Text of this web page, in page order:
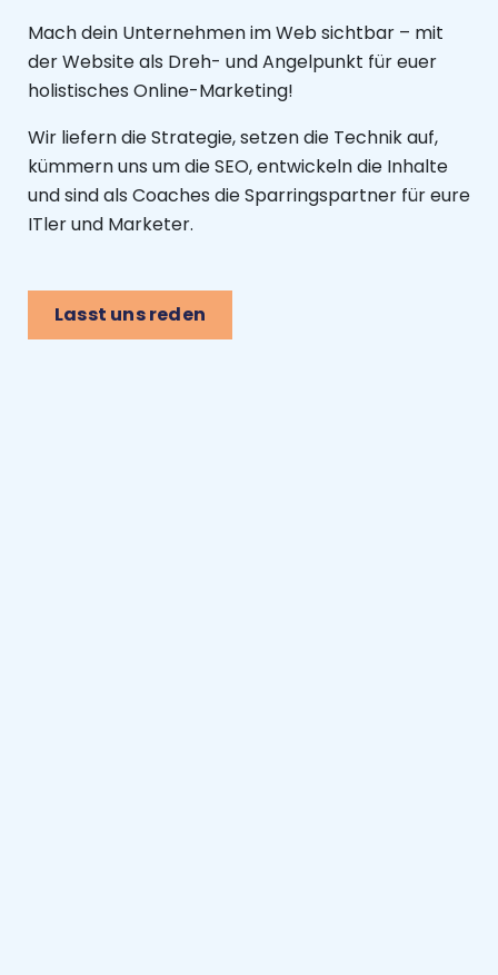
Mach dein Unternehmen im Web sichtbar – mit
der Website als Dreh- und Angelpunkt für euer
holistisches Online-Marketing!
Wir liefern die Strategie, setzen die Technik auf,
kümmern uns um die SEO, entwickeln die Inhalte
und sind als Coaches die Sparringspartner für eure
ITler und Marketer.
Lasst uns reden